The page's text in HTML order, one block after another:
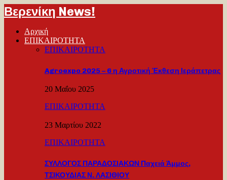
Βερενίκη News!
Αρχική
ΕΠΙΚΑΙΡΟΤΗΤΑ
ΕΠΙΚΑΙΡΟΤΗΤΑ
Agroexpo 2025 – 6 η Αγροτική Έκθεση Ιεράπετρας
20 Μαΐου 2025
ΕΠΙΚΑΙΡΟΤΗΤΑ
23 Μαρτίου 2022
ΕΠΙΚΑΙΡΟΤΗΤΑ
ΣΥΛΛΟΓΟΣ ΠΑΡΑΔΟΣΙΑΚΩΝ Παχειά Άμμος,
ΤΣΙΚΟΥΔΙΑΣ Ν. ΛΑΣΙΘΙΟΥ